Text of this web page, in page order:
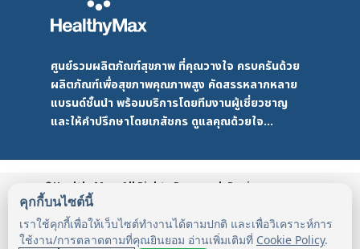
คุกกี้บนไซต์นี้
เราใช้คุกกี้เพื่อให้เว็บไซต์ทำงานได้ตามปกติ และเพื่อวิเคราะห์การ
ใช้งาน/การตลาดตามที่คุณยินยอม อ่านเพิ่มเติมที่ Cookie Policy.
ศูนย์รวมผลิตภัณฑ์สุขภาพ ที่คุณวางใจ ครบครันด้วย
ผลิตภัณฑ์เพื่อสุขภาพคุณภาพสูง คัดสรรหลากหลาย
แบรนด์ชั้นนำ พร้อมบริการโดยทีมงานผู้เชี่ยวชาญ
และให้คำปรึกษาโดยเภสัชกร ดูแลคุณด้วยใจ...
©HealthyMax. All Rights Reserved. Design
by DMDHealthyMax